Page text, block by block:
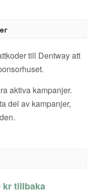
till Dentway att
aktiva kampanjer.
del av kampanjer,
kr tillbaka